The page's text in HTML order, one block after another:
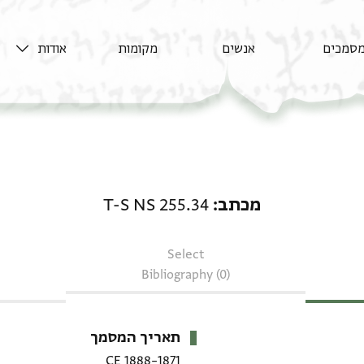
מסמכים אנשים מקומות אודות
מכתב T-S NS 255.34
Select
Bibliography (0)
תאריך המסמך